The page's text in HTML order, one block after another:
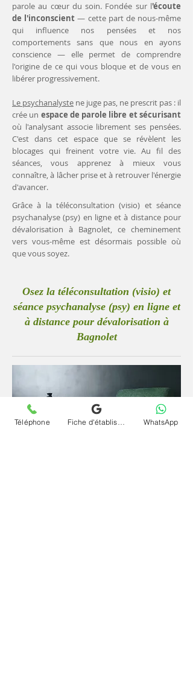
parole au cœur du soin. Fondée sur l'écoute
de l'inconscient— cette part de nous-même
qui influence nos pensées et nos
comportements sans que nous en ayons
conscience — elle permet de comprendre
l'origine de ce qui vous bloque et de vous en
libérer progressivement.
Le psychanalyste ne juge pas, ne prescrit pas : il
crée un espace de parole libre et sécurisant
où l'analysant associe librement ses pensées.
C'est dans cet espace que se révèlent les
blocages qui freinent votre vie. Au fil des
séances, vous apprenez à mieux vous
connaître, à lâcher prise et à retrouver l'énergie
d'avancer.
Grâce à la téléconsultation (visio) et séance
psychanalyse (psy) en ligne et à distance pour
dévalorisation à Bagnolet, ce cheminement
vers vous-même est désormais possible où
que vous soyez.
Osez la téléconsultation (visio) et
séance psychanalyse (psy) en ligne et
à distance pour dévalorisation à
Bagnolet
Téléphone WhatsApp